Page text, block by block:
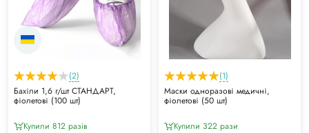
(2)
Бахіли 1,6 г/шт СТАНДАРТ,
фіолетові (100 шт)
Купили 812 разiв
(1)
Маски одноразові медичні,
фіолетові (50 шт)
Купили 322 рази